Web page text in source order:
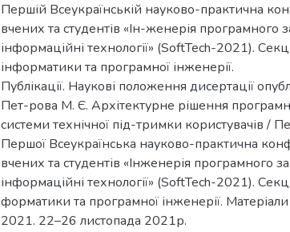
Першій Всеукраїнській науково-практична
вчених та студентів «Ін-женерія програмного
інформаційні технології» (SoftTech-2021).
інформатики та програмної інженерії.
Публікації. Наукові положення дисертації
Пет-рова М. Є. Архітектурне рішення
системи технічної під-тримки користувачів /
Першої Всеукраїнська науково-практична
вчених та студентів «Інженерія програмного
інформаційні технології» (SoftTech-2021).
форматики та програмної інженерії.
2021. 22–26 листопада 2021р.